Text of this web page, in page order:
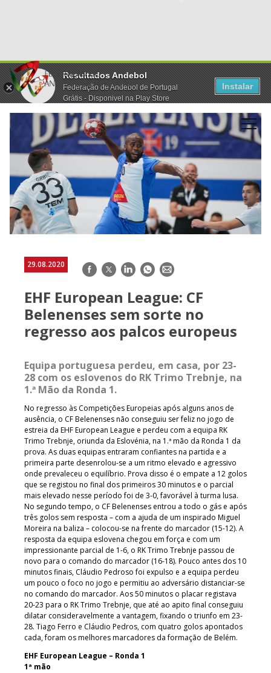
Resultados Andebol
Federação de Andebol de Portugal
Grátis - Disponivel na Play Store
Instalar
29.08.2020 Facebook
TwitterLinkedInWhatsApp
E-
EHF European League: CF
Belenenses sem sorte no
regresso aos palcos europeus
Equipa portuguesa perdeu, em casa, por 23-
28 com os eslovenos do RK Trimo Trebnje, na
1.ª Mão da Ronda 1.
No regresso às Competições Europeias após alguns anos de
ausência, o CF Belenenses não conseguiu ser feliz no jogo de
estreia da EHF European League e perdeu com a equipa RK
Trimo Trebnje, oriunda da Eslovénia, na 1.ª mão da Ronda 1 da
prova. As duas equipas entraram confiantes na partida e a
primeira parte desenrolou-se a um ritmo elevado e agressivo
onde prevaleceu o equilíbrio. Prova disso é o empate a 12 golos
que se registou no final dos primeiros 30 minutos e o parcial
mais elevado nesse período foi de 3-0, favorável à turma lusa.
No segundo tempo, o CF Belenenses entrou a todo o gás e após
três golos sem resposta – com a ajuda de um inspirado Miguel
Moreira na baliza – colocou-se na frente do marcador (15-12). A
resposta da equipa eslovena chegou em força e com um
impressionante parcial de 1-6, o RK Trimo Trebnje passou de
novo para o comando do marcador (16-18). Pouco antes dos 10
minutos finais, Cláudio Pedroso foi expulso e a equipa perdeu
um pouco o foco no jogo e permitiu ao adversário distanciar-se
no comando do marcador. Aos 50 minutos o placar registava
20-23 para o RK Trimo Trebnje, que até ao apito final conseguiu
dilatar consideravelmente a vantagem, fixando o triunfo em 23-
28. Tiago Ferro e Cláudio Pedros, com quatro golos apontados
cada, foram os melhores marcadores da formação de Belém.
EHF European League – Ronda 1
1ª mão